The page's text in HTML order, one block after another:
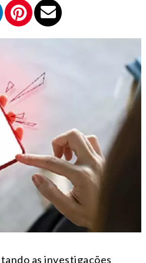
as investigações